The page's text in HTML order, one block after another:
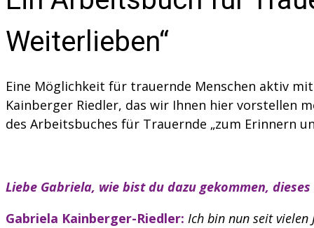
Weiterlieben“
Eine Möglichkeit für trauernde Menschen aktiv
Kainberger Riedler, das wir Ihnen hier vorstellen
des Arbeitsbuches für Trauernde „zum Erinnern
Liebe Gabriela, wie bist du dazu gekommen,
Gabriela Kainberger-Riedler: Ich bin nun seit vielen